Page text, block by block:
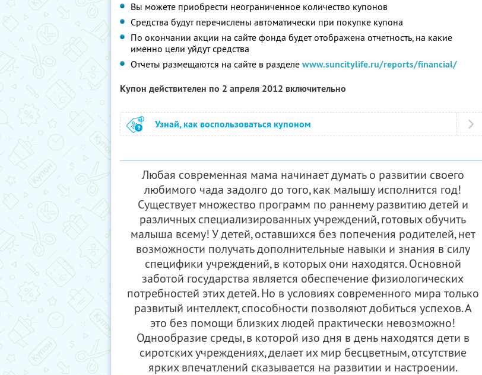
Вы можете приобрести неограниченное количество купонов
Средства будут перечислены автоматически при покупке купона
По окончании акции на сайте фонда будет отображена отчетность, на какие
именно цели уйдут средства
Отчеты размещаются на сайте в разделе www.suncitylife.ru/reports/financial/
Купон действителен по 2 апреля 2012 включительно
Узнай, как воспользоваться купоном
Любая современная мама начинает думать о развитии своего
любимого чада задолго до того, как малышу исполнится год!
Существует множество программ по раннему развитию детей и
различных специализированных учреждений, готовых обучить
малыша всему! У детей, оставшихся без попечения родителей, нет
возможности получать дополнительные навыки и знания в силу
специфики учреждений, в которых они находятся. Основной
заботой государства является обеспечение физиологических
потребностей этих детей. Но в условиях современного мира только
развитый интеллект, способности позволяют добиться успехов. А
это без помощи близких людей практически невозможно!
Однообразие среды, в которой изо дня в день находятся дети в
сиротских учреждениях, делает их мир бесцветным, отсутствие
ярких впечатлений сказывается на развитии и настроении.